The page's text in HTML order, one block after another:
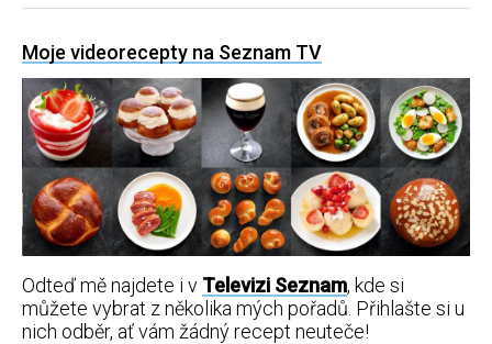
Moje videorecepty na Seznam TV
Odteď mě najdete i v Televizi Seznam, kde si
můžete vybrat z několika mých pořadů. Přihlašte si u
nich odběr, ať vám žádný recept neuteče!